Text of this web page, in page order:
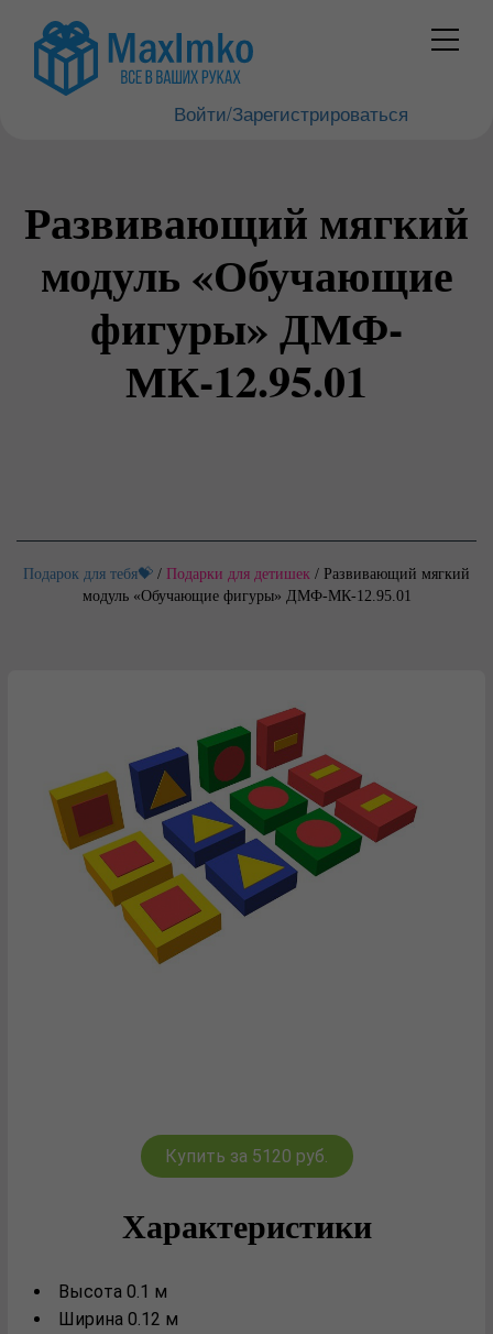
Войти/Зарегистрироваться
Развивающий мягкий
модуль «Обучающие
фигуры» ДМФ-
МК-12.95.01
Подарок для тебя💝 / Подарки для детишек / Развивающий мягкий
модуль «Обучающие фигуры» ДМФ-МК-12.95.01
Купить за 5120 руб.
Характеристики
Высота 0.1 м
Ширина 0.12 м